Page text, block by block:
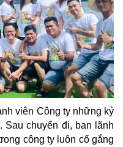
viên Công ty những kỷ
Sau chuyến đi, ban lãnh
công ty luôn cố gắng